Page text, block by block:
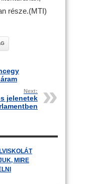
része.(MTI)
Next:
jelenetek
MIRE